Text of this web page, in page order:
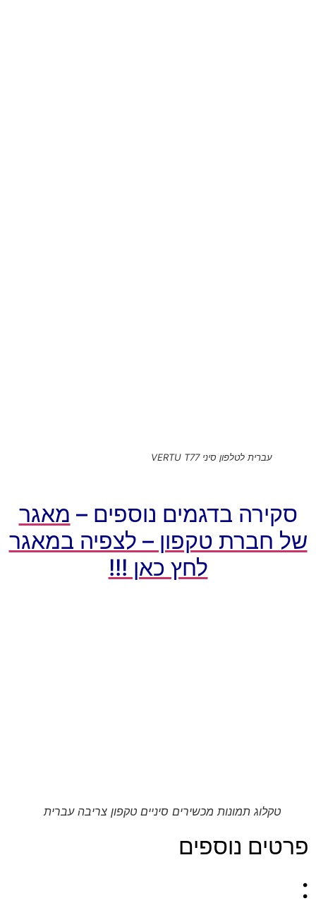
עברית לטלפון סיני VERTU T77
בדגמים נוספים –מאגר
חברת טקפון – לצפיה במאגר
לחץ כאן !!!
טקלוג תמונות מכשירים סיניים טקפון צריבה עברית
נוספים